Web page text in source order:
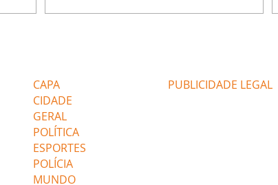
de
termina o relacionamento dos dois.
CAPA
CIDADE
GERAL
POLÍTICA
ESPORTES
POLÍCIA
MUNDO
PUBLICIDADE LEGAL